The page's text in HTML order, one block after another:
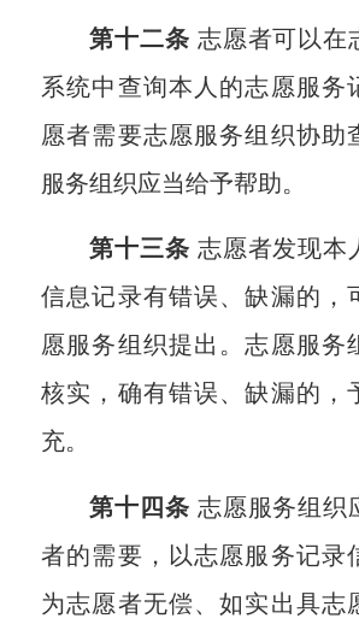
第十二条 志愿者可以在
系统中查询本人的志愿服务
愿者需要志愿服务组织协助
服务组织应当给予帮助。
第十三条 志愿者发现本
信息记录有错误、缺漏的，
愿服务组织提出。志愿服务
核实，确有错误、缺漏的，
充。
第十四条 志愿服务组织
者的需要，以志愿服务记录
为志愿者无偿、如实出具志